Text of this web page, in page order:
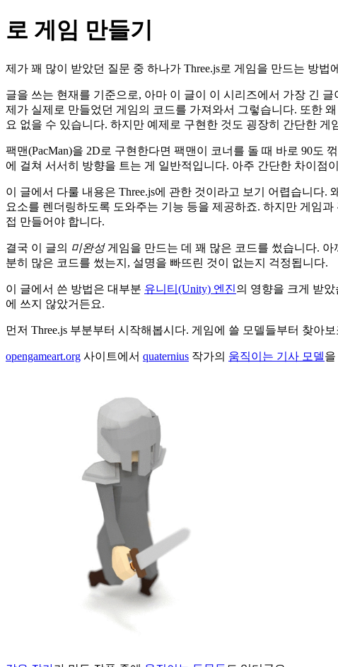
로 게임 만들기
제가 꽤 많이 받았던 질문 중 하나가 Three.js로 게임을 만드는 방
글을 쓰는 현재를 기준으로, 아마 이 글이 이 시리즈에서 가장 긴
제가 실제로 만들었던 게임의 코드를 가져와서 그렇습니다. 또한
요 없을 수 있습니다. 하지만 예제로 구현한 것도 굉장히 간단한
팩맨(PacMan)을 2D로 구현한다면 팩맨이 코너를 돌 때 바로 90도
에 걸쳐 서서히 방향을 트는 게 일반적입니다. 아주 간단한 차이점
이 글에서 다룰 내용은 Three.js에 관한 것이라고 보기 어렵습니다.
요소를 렌더링하도록 도와주는 기능 등을 제공하죠. 하지만 게임
접 만들어야 합니다.
결국 이 글의 미완성게임을 만드는 데 꽤 많은 코드를 썼습니다.
분히 많은 코드를 썼는지, 설명을 빠뜨린 것이 없는지 걱정됩니다.
이 글에서 쓴 방법은 대부분 유니티(Unity) 엔진의 영향을 크게 받
에 쓰지 않았거든요.
먼저 Three.js 부분부터 시작해봅시다. 게임에 쓸 모델들부터 찾아보
opengameart.org 사이트에서 quaternius 작가의 움직이는 기사 모델